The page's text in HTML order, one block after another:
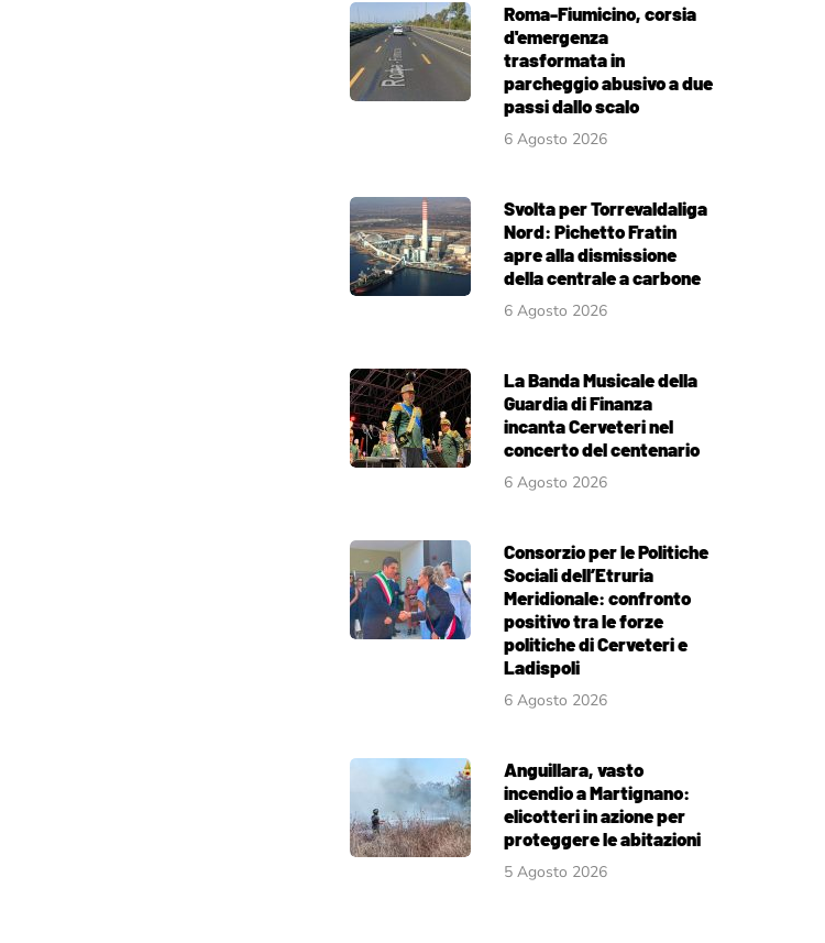
Roma-Fiumicino, corsia
d'emergenza
trasformata in
parcheggio abusivo a due
passi dallo scalo
6 Agosto 2026
Svolta per Torrevaldaliga
Nord: Pichetto Fratin
apre alla dismissione
della centrale a carbone
6 Agosto 2026
La Banda Musicale della
Guardia di Finanza
incanta Cerveteri nel
concerto del centenario
6 Agosto 2026
Consorzio per le Politiche
Sociali dell’Etruria
Meridionale: confronto
positivo tra le forze
politiche di Cerveteri e
Ladispoli
6 Agosto 2026
Anguillara, vasto
incendio a Martignano:
elicotteri in azione per
proteggere le abitazioni
5 Agosto 2026